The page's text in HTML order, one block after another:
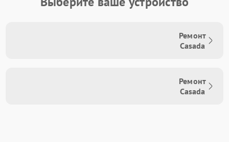
Ремонт
Casada
Ремонт
Casada